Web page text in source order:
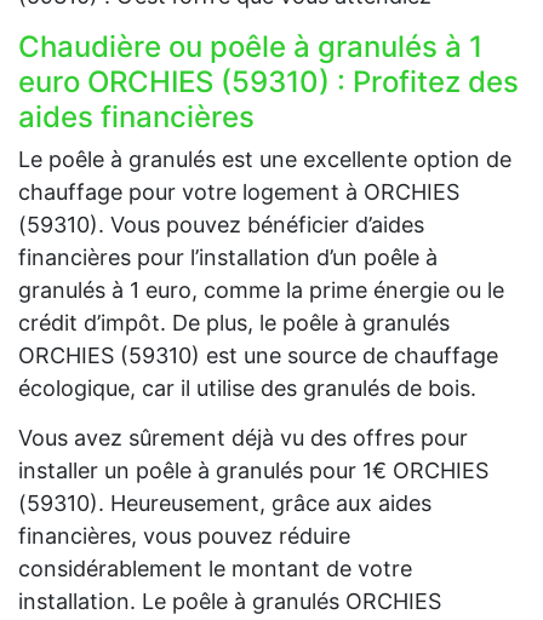
Chaudière ou poêle à granulés à 1
euro ORCHIES (59310) : Profitez des
aides financières
Le poêle à granulés est une excellente option de
chauffage pour votre logement à ORCHIES
(59310). Vous pouvez bénéficier d’aides
financières pour l’installation d’un poêle à
granulés à 1 euro, comme la prime énergie ou le
crédit d’impôt. De plus, le poêle à granulés
ORCHIES (59310) est une source de chauffage
écologique, car il utilise des granulés de bois.
Vous avez sûrement déjà vu des offres pour
installer un poêle à granulés pour 1€ ORCHIES
(59310). Heureusement, grâce aux aides
financières, vous pouvez réduire
considérablement le montant de votre
installation. Le poêle à granulés ORCHIES